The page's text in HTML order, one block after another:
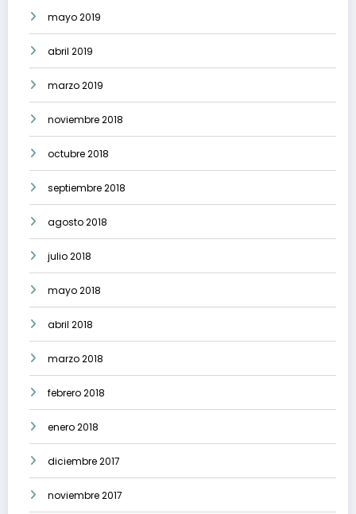
mayo 2019
abril 2019
marzo 2019
noviembre 2018
octubre 2018
septiembre 2018
agosto 2018
julio 2018
mayo 2018
abril 2018
marzo 2018
febrero 2018
enero 2018
diciembre 2017
noviembre 2017